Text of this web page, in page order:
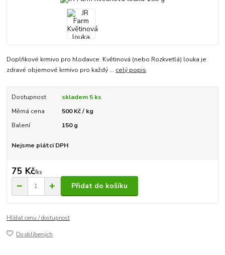
Doplňkové krmivo pro hlodavce. Květinová (nebo Rozkvetlá) louka je
zdravé objemové krmivo pro každý ... celý popis
Dostupnost
skladem 5 ks
Měrná cena
500 Kč / kg
Balení
150 g
Nejsme plátci DPH
75 Kč/ks
Přidat do košíku
Hlídat cenu / dostupnost
Do oblíbených